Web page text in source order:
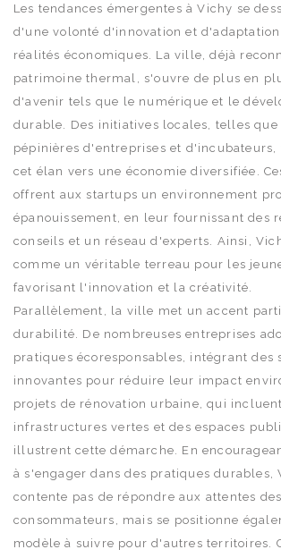
Les tendances émergentes à Vichy se
d'une volonté d'innovation et
réalités économiques. La ville, déjà
patrimoine thermal, s'ouvre de plus en
d'avenir tels que le numérique et le
durable. Des initiatives locales, telles
pépinières d'entreprises et d'incubateurs,
cet élan vers une économie diversifiée.
offrent aux startups un environnement
épanouissement, en leur fournissant des
conseils et un réseau d'experts. Ainsi,
comme un véritable terreau pour les
favorisant l'innovation et la créativité.
Parallèlement, la ville met un accent
durabilité. De nombreuses entreprises
pratiques écoresponsables, intégrant des
innovantes pour réduire leur impact
projets de rénovation urbaine, qui
infrastructures vertes et des espaces
illustrent cette démarche. En
à s'engager dans des pratiques durables,
contente pas de répondre aux attentes des
consommateurs, mais se positionne
modèle à suivre pour d'autres territoires.